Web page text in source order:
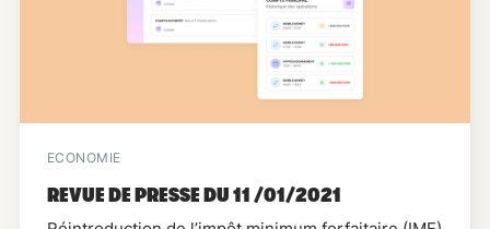
ECONOMIE
REVUE DE PRESSE DU 11 /01/2021